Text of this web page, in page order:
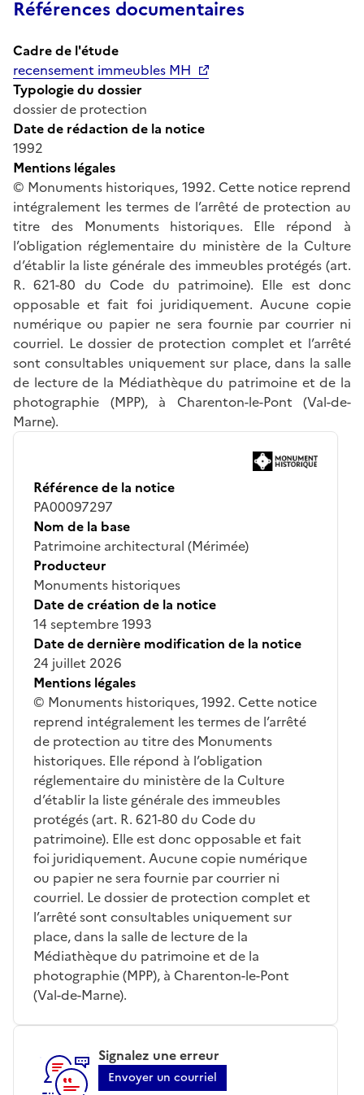
Références documentaires
Cadre de l'étude
recensement immeubles MH
Typologie du dossier
dossier de protection
Date de rédaction de la notice
1992
Mentions légales
© Monuments historiques, 1992. Cette notice reprend
intégralement les termes de l’arrêté de protection au
titre des Monuments historiques. Elle répond à
l’obligation réglementaire du ministère de la Culture
d’établir la liste générale des immeubles protégés (art.
R. 621-80 du Code du patrimoine). Elle est donc
opposable et fait foi juridiquement. Aucune copie
numérique ou papier ne sera fournie par courrier ni
courriel. Le dossier de protection complet et l’arrêté
sont consultables uniquement sur place, dans la salle
de lecture de la Médiathèque du patrimoine et de la
photographie (MPP), à Charenton-le-Pont (Val-de-
Marne).
Référence de la notice
PA00097297
Nom de la base
Patrimoine architectural (Mérimée)
Producteur
Monuments historiques
Date de création de la notice
14 septembre 1993
Date de dernière modification de la notice
24 juillet 2026
Mentions légales
© Monuments historiques, 1992. Cette notice
reprend intégralement les termes de l’arrêté
de protection au titre des Monuments
historiques. Elle répond à l’obligation
réglementaire du ministère de la Culture
d’établir la liste générale des immeubles
protégés (art. R. 621-80 du Code du
patrimoine). Elle est donc opposable et fait
foi juridiquement. Aucune copie numérique
ou papier ne sera fournie par courrier ni
courriel. Le dossier de protection complet et
l’arrêté sont consultables uniquement sur
place, dans la salle de lecture de la
Médiathèque du patrimoine et de la
photographie (MPP), à Charenton-le-Pont
(Val-de-Marne).
Signalez une erreur
Envoyer un courriel